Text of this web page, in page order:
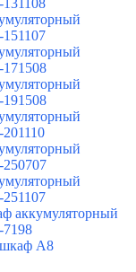
аккумуляторный
А8